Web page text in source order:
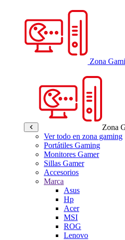
Zona
Zona
Ver todo en zona gaming
Portátiles Gaming
Monitores Gamer
Sillas Gamer
Accesorios
Marca
Asus
Hp
Acer
MSI
ROG
Lenovo